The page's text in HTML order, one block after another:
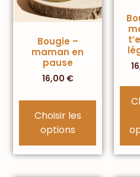
Bougie –
maman en
pause
16,00 €
Choisir les
options